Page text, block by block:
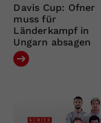
Davis Cup: Ofner
muss für
Länderkampf in
Ungarn absagen